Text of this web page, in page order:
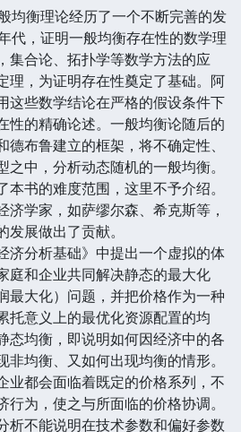
衡理论经历了一个不断完善的发
代，证明一般均衡存在性的数学理
集合论、拓扑学等数学方法的应
理，为证明存在性奠定了基础。阿
这些数学结论在严格的假设条件下
性的精确论述。一般均衡论随后的
布鲁建立的框架，将不确定性、
之中，分析动态随机的一般均衡。
书的难度范围，这里不予介绍。
学家，如萨缪尔森、希克斯等，
展做出了贡献。
分析基础》中提出一个虚拟的体
庭和企业共同解决静态的最大化
最大化）问题，并把价格作为一种
托意义上的最优化资源配置的均
态均衡，即说明如何因经济中的各
均衡、又如何出现均衡的情形。
业都会面临着既定的价格系列，不
为，使之与所面临的价格协调。
析不能说明在技术参数和偏好参数